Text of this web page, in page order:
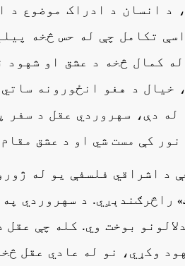
د انسان د ادراک موضوع د
تکامل چې له حس څخه
کمال څخه د عشق او
خیال د هغو انځورونه
له دې، سهروردي عقل د
نور کې مست شي او د عشق
د اشراقي فلسفې یو له
»راڅرګندېږي. د سهروردي
بوخت وي. کله چې
وکړي، نو له عادي عقل